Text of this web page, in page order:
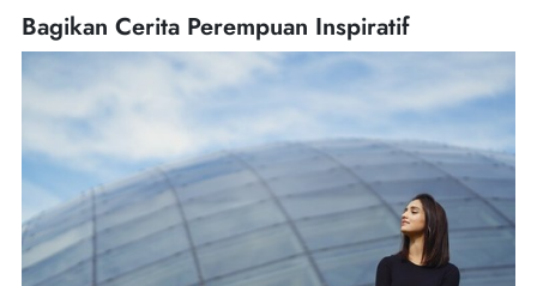
Bagikan Cerita Perempuan Inspiratif